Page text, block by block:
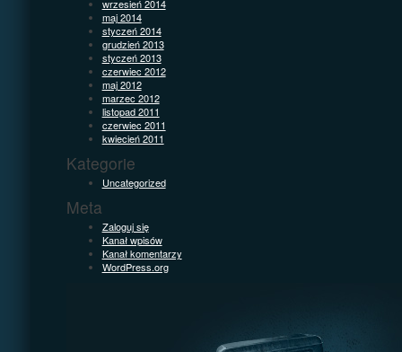
wrzesień 2014
maj 2014
styczeń 2014
grudzień 2013
styczeń 2013
czerwiec 2012
maj 2012
marzec 2012
listopad 2011
czerwiec 2011
kwiecień 2011
Kategorie
Uncategorized
Meta
Zaloguj się
Kanał wpisów
Kanał komentarzy
WordPress.org